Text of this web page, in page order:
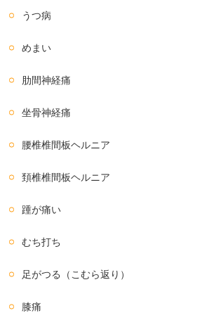
うつ病
めまい
肋間神経痛
坐骨神経痛
腰椎椎間板ヘルニア
頚椎椎間板ヘルニア
踵が痛い
むち打ち
足がつる（こむら返り）
膝痛